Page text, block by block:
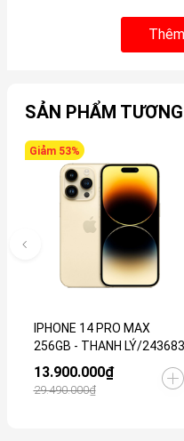
SẢN PHẨM
Giảm 53%
IPHONE 14 PRO MAX
256GB - THANH LÝ/243683
13.900.000₫
29.490.000₫